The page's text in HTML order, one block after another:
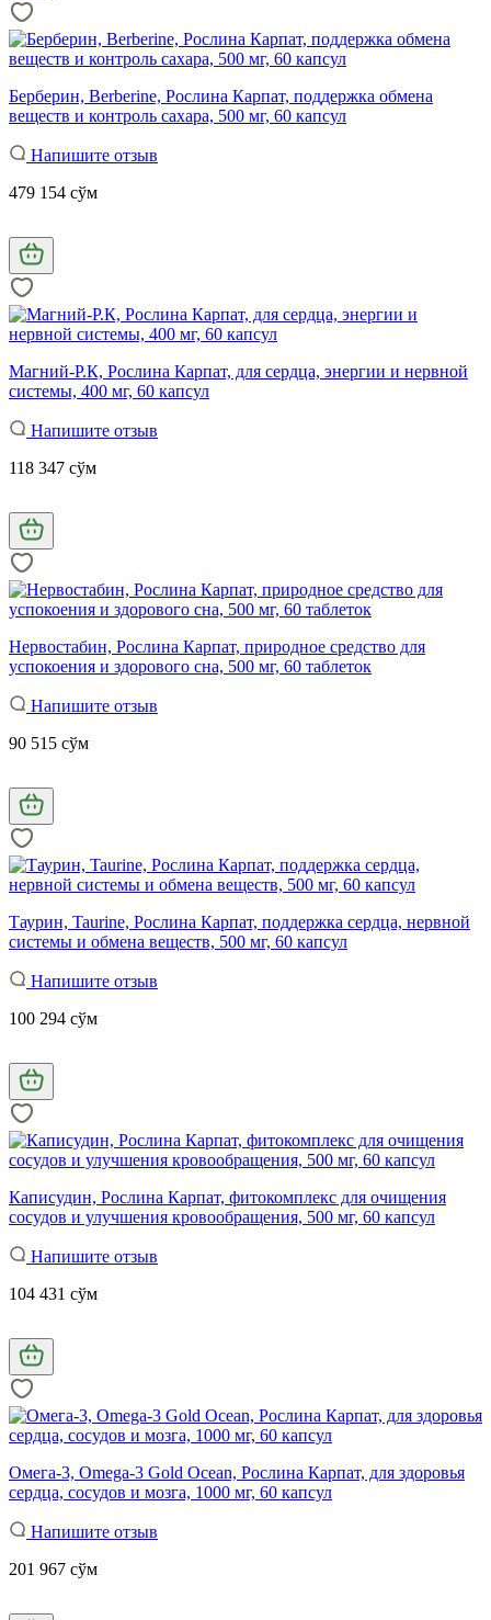
Берберин, Berberine, Рослина Карпат, поддержка обмена
веществ и контроль сахара, 500 мг, 60 капсул
Напишите отзыв
479 154 сўм
Магний-Р.К, Рослина Карпат, для сердца, энергии и нервной
системы, 400 мг, 60 капсул
Напишите отзыв
118 347 сўм
Нервостабин, Рослина Карпат, природное средство для
успокоения и здорового сна, 500 мг, 60 таблеток
Напишите отзыв
90 515 сўм
Таурин, Taurine, Рослина Карпат, поддержка сердца, нервной
системы и обмена веществ, 500 мг, 60 капсул
Напишите отзыв
100 294 сўм
Каписудин, Рослина Карпат, фитокомплекс для очищения
сосудов и улучшения кровообращения, 500 мг, 60 капсул
Напишите отзыв
104 431 сўм
Омега-3, Omega-3 Gold Ocean, Рослина Карпат, для здоровья
сердца, сосудов и мозга, 1000 мг, 60 капсул
Напишите отзыв
201 967 сўм